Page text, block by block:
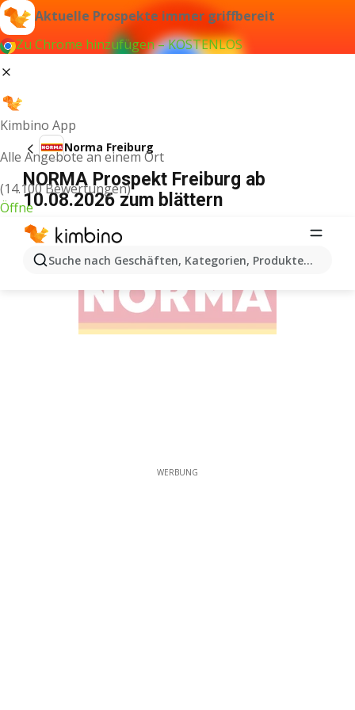
Aktuelle Prospekte immer griffbereit
Zu Chrome hinzufügen – KOSTENLOS
Kimbino App
Alle Angebote an einem Ort
(14.100 Bewertungen)
Öffne
Suche nach Geschäften, Kategorien, Produkten...
Norma Freiburg
NORMA Prospekt Freiburg ab
10.08.2026 zum blättern
WERBUNG